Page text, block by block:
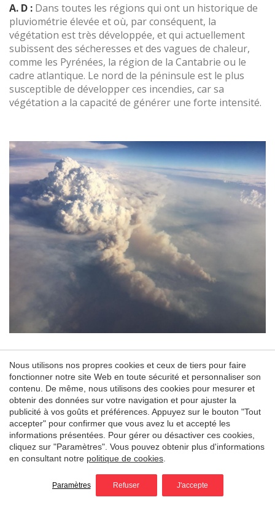
A. D : Dans toutes les régions qui ont un historique de
pluviométrie élevée et où, par conséquent, la
végétation est très développée, et qui actuellement
subissent des sécheresses et des vagues de chaleur,
comme les Pyrénées, la région de la Cantabrie ou le
cadre atlantique. Le nord de la péninsule est le plus
susceptible de développer ces incendies, car sa
végétation a la capacité de générer une forte intensité.
vft : Pourquoi éteint-on les incendies ?
A. D :Nous éteignons les incendies parce qu’ils
représentent une menace pour les êtres humains, pour
la vie, pour nos biens et pour nos forêts, si l’on
souhaite obtenir un bénéfice économique de ces
derniers (la Sibérie brûle tous les ans, mais les
incendies ne s’éteignent que lorsqu’ils se rapprochent
Nous utilisons nos propres cookies et ceux de tiers pour faire
fonctionner notre site Web en toute sécurité et personnaliser son
contenu. De même, nous utilisons des cookies pour mesurer et
obtenir des données sur votre navigation et pour ajuster la
publicité à vos goûts et préférences. Appuyez sur le bouton "Tout
accepter" pour confirmer que vous avez lu et accepté les
informations présentées. Pour gérer ou désactiver ces cookies,
cliquez sur "Paramètres". Vous pouvez obtenir plus d'informations
en consultant notre politique de cookies
Paramètres Refuser J'accepte
Enregistrer les paramètres Tout accepter